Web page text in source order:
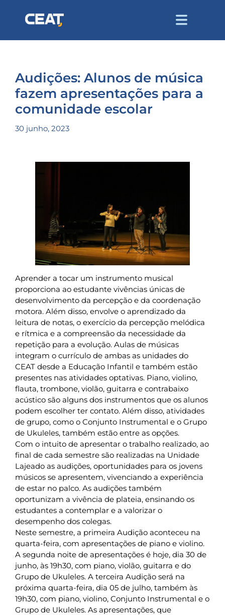
Audições: Alunos de música
fazem apresentações para a
comunidade escolar
30 junho, 2023
Aprender a tocar um instrumento musical
proporciona ao estudante vivências únicas de
desenvolvimento da percepção e da coordenação
motora. Além disso, envolve o aprendizado da
leitura de notas, o exercício da percepção melódica
e rítmica e a compreensão da necessidade da
repetição para a evolução. Aulas de músicas
integram o currículo de ambas as unidades do
CEAT desde a Educação Infantil e também estão
presentes nas atividades optativas. Piano, violino,
flauta, trombone, violão, guitarra e contrabaixo
acústico são alguns dos instrumentos que os alunos
podem escolher ter contato. Além disso, atividades
de grupo, como o Conjunto Instrumental e o Grupo
de Ukuleles, também estão entre as opções.
Com o intuito de apresentar o trabalho realizado, ao
final de cada semestre são realizadas na Unidade
Lajeado as audições, oportunidades para os jovens
músicos se apresentem, vivenciando a experiência
de estar no palco. As audições também
oportunizam a vivência de plateia, ensinando os
estudantes a contemplar e a valorizar o
desempenho dos colegas.
Neste semestre, a primeira Audição aconteceu na
quarta-feira, com apresentações de piano e violino.
A segunda noite de apresentações é hoje, dia 30 de
junho, às 19h30, com piano, violão, guitarra e do
Grupo de Ukuleles. A terceira Audição será na
próxima quarta-feira, dia 05 de julho, também às
19h30, com piano, violino, Conjunto Instrumental e o
Grupo de Ukuleles. As apresentações, que